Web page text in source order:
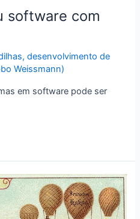
software com
,desenvolvimento de
Weissmann)
em software pode ser